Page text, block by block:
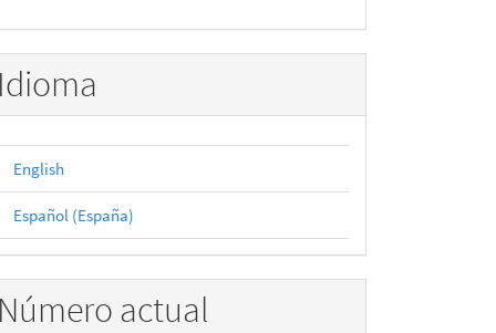
English
Español (España)
actual